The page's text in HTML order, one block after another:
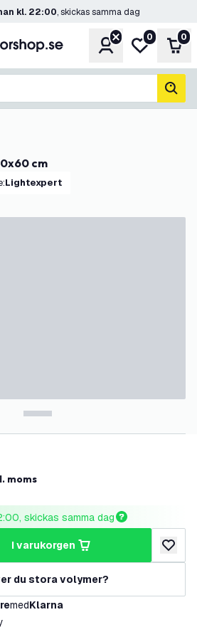
kl. 22:00, skickas samma dag
KontoMin0 0
sök
cm
: Lightexpert
moms
skickas samma dag
i varukorgen
lägg
du stora volymer?
medKlarna